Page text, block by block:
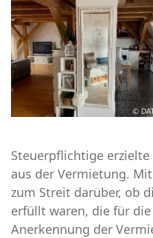
Steuerpflichtige
aus der Vermietung.
zum Streit darüber, ob
erfüllt waren, die für
Anerkennung der